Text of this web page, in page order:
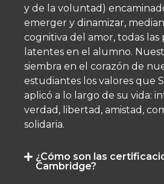
y de la voluntad)
emerger y dinamizar,
cognitiva del amor, todas las
latentes en el alumno.​
siembra en el corazón de
estudiantes los valores que
aplicó a lo largo de su vida:
verdad, libertad, amistad,
solidaria.
¿Cómo son las
Cambridge?